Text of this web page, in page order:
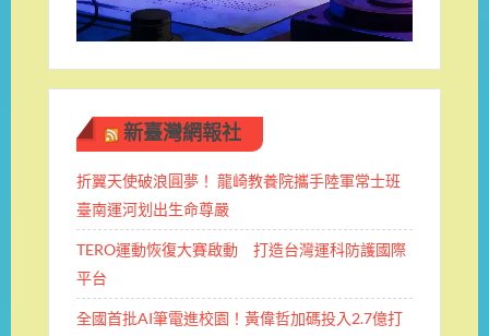
新臺灣網報社
折翼天使破浪圓夢！ 龍崎教養院攜手陸軍常士班 ​
臺南運河划出生命尊嚴
TERO運動恢復大賽啟動 打造台灣運科防護國際
平台
全國首批AI筆電進校園！黃偉哲加碼投入2.7億打